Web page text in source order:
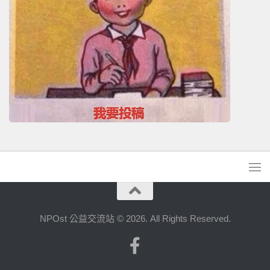
NPOst 公益交流站 © 2026. All Rights Reserved.